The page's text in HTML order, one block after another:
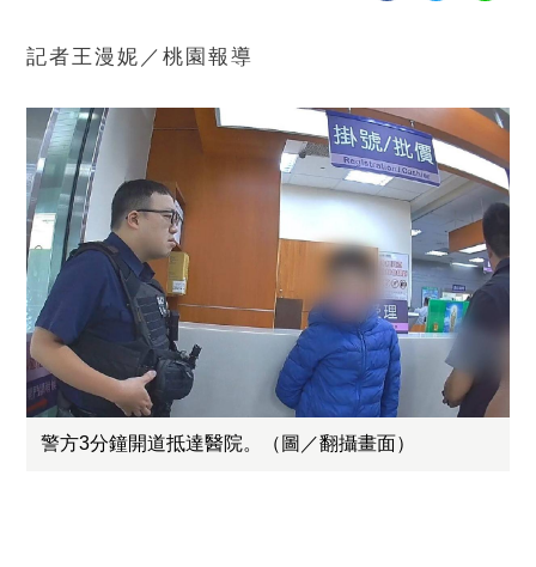
記者王漫妮／桃園報導
警方3分鐘開道抵達醫院。（圖／翻攝畫面）